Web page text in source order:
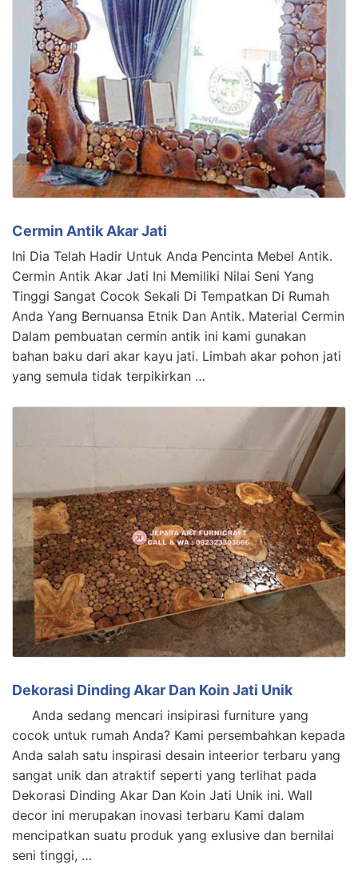
Cermin Antik Akar Jati
Ini Dia Telah Hadir Untuk Anda Pencinta Mebel Antik.
Cermin Antik Akar Jati Ini Memiliki Nilai Seni Yang
Tinggi Sangat Cocok Sekali Di Tempatkan Di Rumah
Anda Yang Bernuansa Etnik Dan Antik. Material Cermin
Dalam pembuatan cermin antik ini kami gunakan
bahan baku dari akar kayu jati. Limbah akar pohon jati
yang semula tidak terpikirkan …
Dekorasi Dinding Akar Dan Koin Jati Unik
Anda sedang mencari insipirasi furniture yang
cocok untuk rumah Anda? Kami persembahkan kepada
Anda salah satu inspirasi desain inteerior terbaru yang
sangat unik dan atraktif seperti yang terlihat pada
Dekorasi Dinding Akar Dan Koin Jati Unik ini. Wall
decor ini merupakan inovasi terbaru Kami dalam
mencipatkan suatu produk yang exlusive dan bernilai
seni tinggi, …